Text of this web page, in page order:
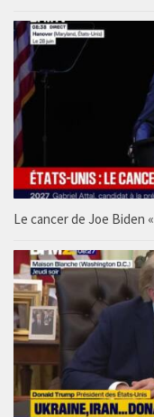
Le cancer de Joe Biden